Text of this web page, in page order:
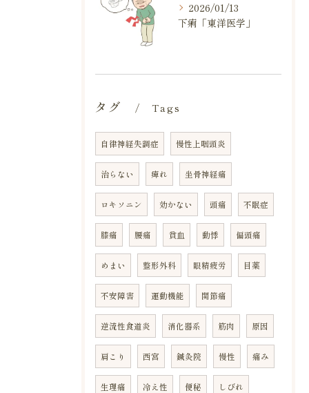
2026/01/13
下痢「東洋医学」
タグ Tags
自律神経失調症 慢性上咽頭炎
治らない 痺れ 坐骨神経痛
ロキソニン 効かない 頭痛 不眠症
膝痛 腰痛 貧血 動悸 偏頭痛
めまい 整形外科 眼精疲労 目薬
不安障害 運動機能 関節痛
逆流性食道炎 消化器系 筋肉 原因
肩こり 西宮 鍼灸院 慢性 痛み
生理痛 冷え性 便秘 しびれ